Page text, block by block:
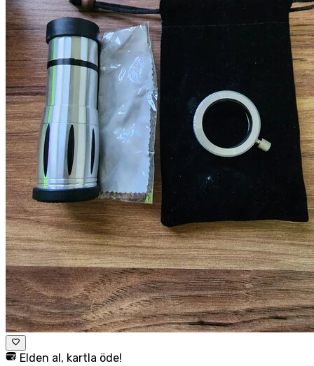
Elden al, kartla öde!